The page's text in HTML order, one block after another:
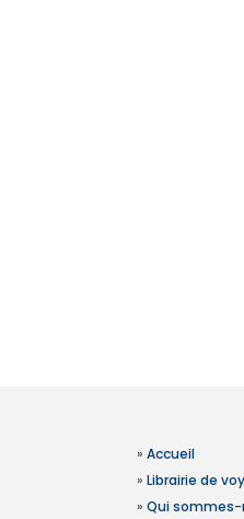
» Accueil
» Librairie de
» Qui sommes-